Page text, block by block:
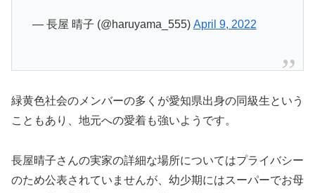
— 長屋 晴子 (@haruyama_555) April 9, 2022
緑黄色社会のメンバーの多くが愛知県出身の同級生という
こともあり、地元への愛着も強いようです。
長屋晴子さんの​実家の詳細な場所についてはプライバシー
のため公表されていませんが、幼少期にはスーパーでお母